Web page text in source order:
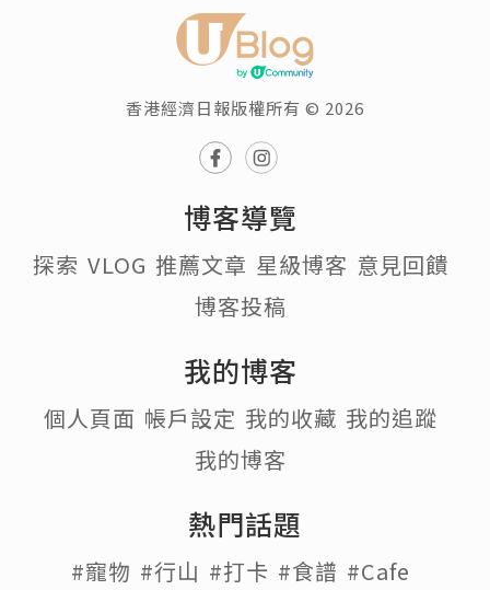
香港經濟日報版權所有 © 2026
博客導覽
探索 VLOG 推薦文章 星級博客 意見回饋
博客投稿
我的博客
個人頁面 帳戶設定 我的收藏 我的追蹤
我的博客
熱門話題
#寵物 #行山 #打卡 #食譜 #Cafe